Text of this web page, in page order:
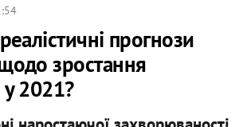
прогнози
зростання
2021?